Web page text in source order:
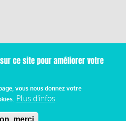
- Réalisé parCafffeine
générale d’utilisation et
ce site pour améliorer votre
vous nous donnez votre
Plus d'infos
merci